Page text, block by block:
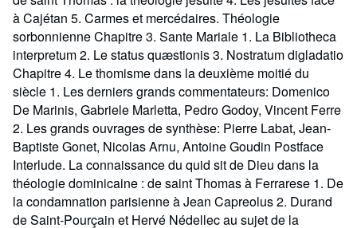
à Cajétan 5. Carmes et mercédaires. Théologie
sorbonnienne Chapitre 3. Sante Mariale 1. La Bibliotheca
interpretum 2. Le status quæstionis 3. Nostratum digladatio
Chapitre 4. Le thomisme dans la deuxième moitié du
siècle 1. Les derniers grands commentateurs: Domenico
De Marinis, Gabriele Marletta, Pedro Godoy, Vincent Ferre
2. Les grands ouvrages de synthèse: Pierre Labat, Jean-
Baptiste Gonet, Nicolas Arnu, Antoine Goudin Postface
Interlude. La connaissance du quid sit de Dieu dans la
théologie dominicaine : de saint Thomas à Ferrarese 1. De
la condamnation parisienne à Jean Capreolus 2. Durand
de Saint-Pourçain et Hervé Nédellec au sujet de la